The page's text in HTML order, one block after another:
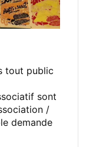
tout public
sont
/
demande